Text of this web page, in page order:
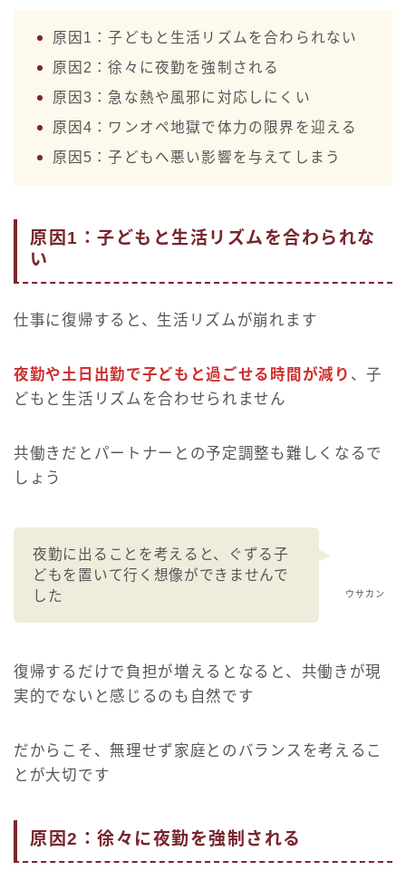
原因1：子どもと生活リズムを合わられない
原因2：徐々に夜勤を強制される
原因3：急な熱や風邪に対応しにくい
原因4：ワンオペ地獄で体力の限界を迎える
原因5：子どもへ悪い影響を与えてしまう
原因1：子どもと生活リズムを合わられな
い
仕事に復帰すると、生活リズムが崩れます
夜勤や土日出勤で子どもと過ごせる時間が減り 、子
どもと生活リズムを合わせられません
共働きだとパートナーとの予定調整も難しくなるで
しょう
ウサカン
夜勤に出ることを考えると、ぐずる子
どもを置いて行く想像ができませんで
した
復帰するだけで負担が増えるとなると、共働きが現
実的でないと感じるのも自然です
だからこそ、無理せず家庭とのバランスを考えるこ
とが大切です
原因2：徐々に夜勤を強制される